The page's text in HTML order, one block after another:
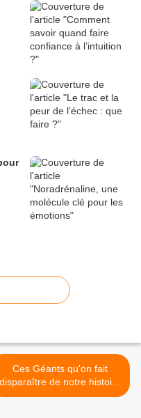
Ces Géants qu'on fait
disparaître de notre histoire
>